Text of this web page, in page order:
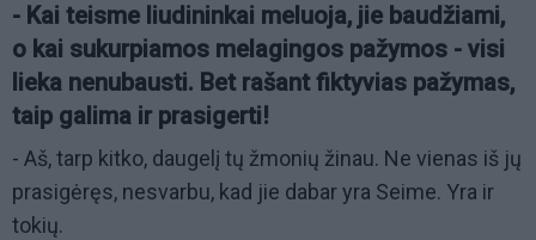
- Kai teisme liudininkai meluoja, jie baudžiami,
o kai sukurpiamos melagingos pažymos - visi
lieka nenubausti. Bet rašant fiktyvias pažymas,
taip galima ir prasigerti!
- Aš, tarp kitko, daugelį tų žmonių žinau. Ne vienas iš jų
prasigėręs, nesvarbu, kad jie dabar yra Seime. Yra ir
tokių.